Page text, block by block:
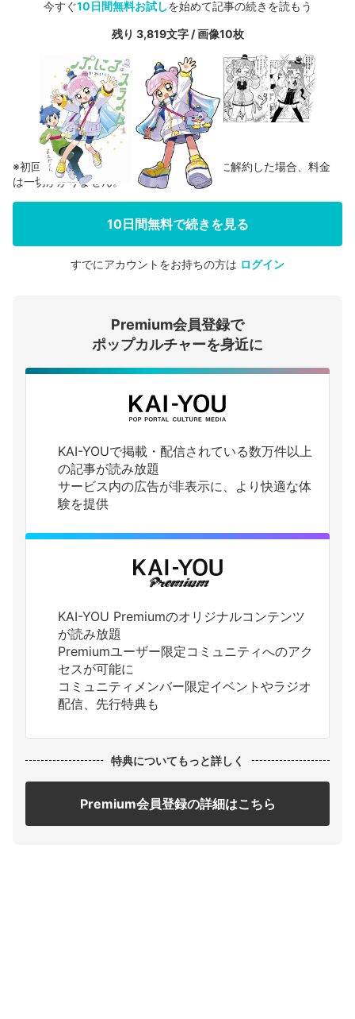
今すぐ10日間無料お試しを始めて記事の続きを読もう
残り 3,819文字 / 画像10枚
会員登録する
ログインする
※初回登録の方に限り、無料お試し期間中に解約した場合、料金
は一切かかりません。
10日間無料で続きを見る
すでにアカウントをお持ちの方は ログイン
Premium会員登録で
ポップカルチャーを身近に
KAI-YOUで掲載・配信されている数万件以上
の記事が読み放題
サービス内の広告が非表示に、より快適な体
験を提供
KAI-YOU Premiumのオリジナルコンテンツ
が読み放題
Premiumユーザー限定コミュニティへのアク
セスが可能に
コミュニティメンバー限定イベントやラジオ
配信、先行特典も
特典についてもっと詳しく
Premium会員登録の詳細はこちら